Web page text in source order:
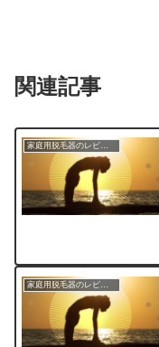
関連記事
家庭用脱毛器のレビュー